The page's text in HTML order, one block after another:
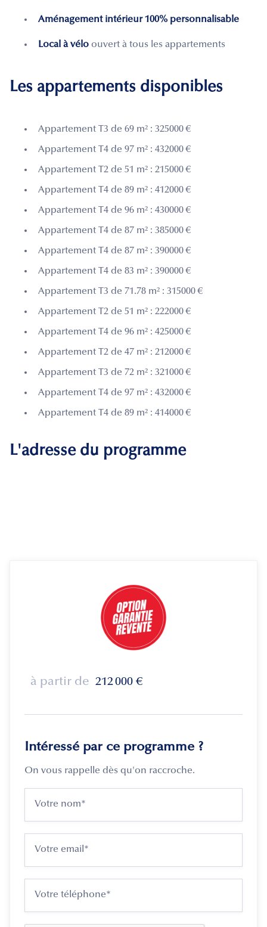
Aménagement intérieur 100% personnalisable
Local à vélo ouvert à tous les appartements
Les appartements disponibles
Appartement T3 de 69 m² : 325000 €
Appartement T4 de 97 m² : 432000 €
Appartement T2 de 51 m² : 215000 €
Appartement T4 de 89 m² : 412000 €
Appartement T4 de 96 m² : 430000 €
Appartement T4 de 87 m² : 385000 €
Appartement T4 de 87 m² : 390000 €
Appartement T4 de 83 m² : 390000 €
Appartement T3 de 71.78 m² : 315000 €
Appartement T2 de 51 m² : 222000 €
Appartement T4 de 96 m² : 425000 €
Appartement T2 de 47 m² : 212000 €
Appartement T3 de 72 m² : 321000 €
Appartement T4 de 97 m² : 432000 €
Appartement T4 de 89 m² : 414000 €
L'adresse du programme
à partir de 212 000 €
Intéressé par ce programme ?
On vous rappelle dès qu'on raccroche.